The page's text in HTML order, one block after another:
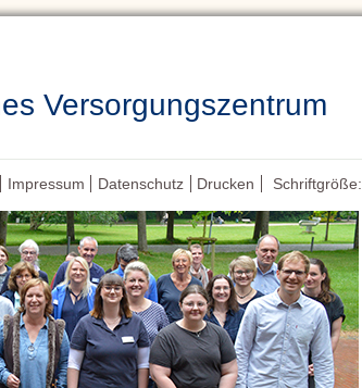
Versorgungszentrum
Impressum Datenschutz Drucken Schriftgröße: